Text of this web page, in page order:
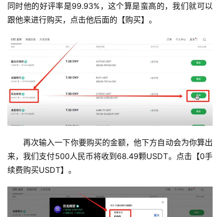
同时他的好评率是99.93%，这个算是蛮高的，我们就可以
跟他来进行购买，点击他后面的【购买】。
再次输入一下你要购买的金额，他下方自动会为你算出
来，我们支付500人民币将收到68.49颗USDT。点击【0手
续费购买USDT】。